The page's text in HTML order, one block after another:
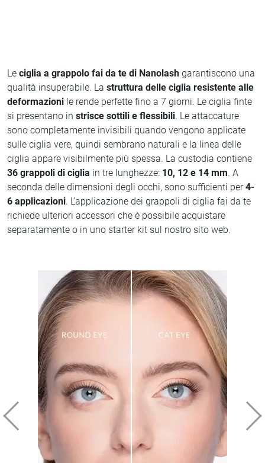
Le ciglia a grappolo fai da te di Nanolash garantiscono una
qualità insuperabile. La struttura delle ciglia resistente alle
deformazioni le rende perfette fino a 7 giorni. Le ciglia finte
si presentano in strisce sottili e flessibili. Le attaccature
sono completamente invisibili quando vengono applicate
sulle ciglia vere, quindi sembrano naturali e la linea delle
ciglia appare visibilmente più spessa. La custodia contiene
36 grappoli di ciglia in tre lunghezze: 10, 12 e 14 mm. A
seconda delle dimensioni degli occhi, sono sufficienti per4-
6 applicazioni. L’applicazione dei grappoli di ciglia fai da te
richiede ulteriori accessori che è possibile acquistare
separatamente o in uno starter kit sul nostro sito web.